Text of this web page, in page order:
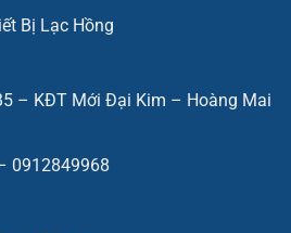
Bị Lạc Hồng
– KĐT Mới Đại Kim – Hoàng Mai
0912849968